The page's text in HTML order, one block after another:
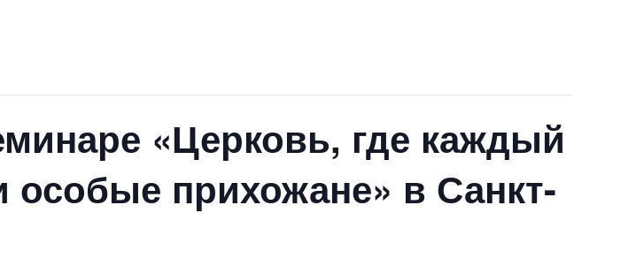
«Церковь, где каждый
особые прихожане» в Санкт-